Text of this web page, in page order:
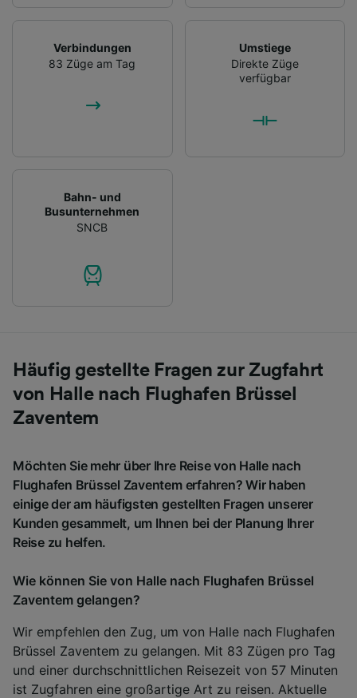
Verbindungen
83 Züge am Tag
Umstiege
Direkte Züge
verfügbar
Bahn- und
Busunternehmen
SNCB
Häufig gestellte Fragen zur Zugfahrt
von Halle nach Flughafen Brüssel
Zaventem
Möchten Sie mehr über Ihre Reise von Halle nach
Flughafen Brüssel Zaventem erfahren? Wir haben
einige der am häufigsten gestellten Fragen unserer
Kunden gesammelt, um Ihnen bei der Planung Ihrer
Reise zu helfen.
Wie können Sie von Halle nach Flughafen Brüssel
Zaventem gelangen?
Wir empfehlen den Zug, um von Halle nach Flughafen
Brüssel Zaventem zu gelangen. Mit 83 Zügen pro Tag
und einer durchschnittlichen Reisezeit von 57 Minuten
ist Zugfahren eine großartige Art zu reisen. Aktuelle